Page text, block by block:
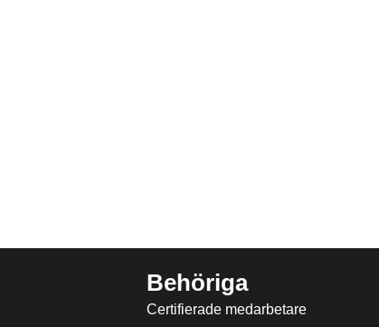
Behöriga
Certifierade medarbetare